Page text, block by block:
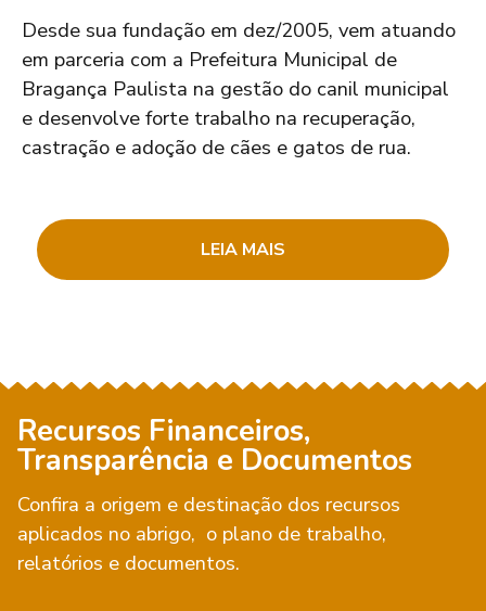
Desde sua fundação em dez/2005, vem atuando
em parceria com a Prefeitura Municipal de
Bragança Paulista na gestão do canil municipal
e desenvolve forte trabalho na recuperação,
castração e adoção de cães e gatos de rua.
LEIA MAIS
Recursos Financeiros,
Transparência e Documentos
Confira a origem e destinação dos recursos
aplicados no abrigo, o plano de trabalho,
relatórios e documentos.